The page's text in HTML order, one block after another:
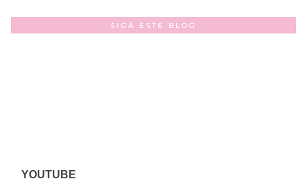
SIGA ESTE BLOG
YOUTUBE